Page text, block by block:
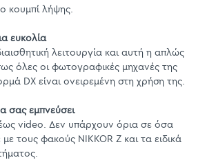
κουμπί λήψης.
ευκολία
λειτουργία και αυτή η απλώς
όλες οι φωτογραφικές μηχανές της
DX είναι ονειρεμένη στη χρήση της.
σας εμπνεύσει
video. Δεν υπάρχουν όρια σε όσα
τους φακούς NIKKOR Z και τα ειδικά